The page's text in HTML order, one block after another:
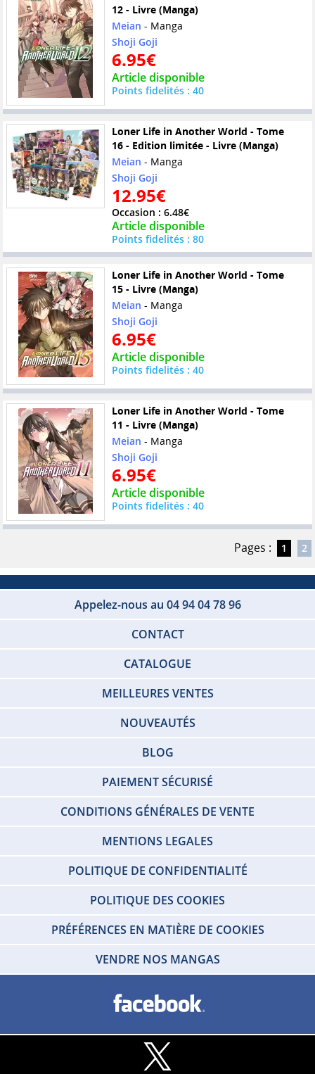
12 - Livre (Manga)
Meian - Manga
Shoji Goji
6.95€
Article disponible
Points fidelités : 40
Loner Life in Another World - Tome
16 - Edition limitée - Livre (Manga)
Meian - Manga
Shoji Goji
12.95€
Occasion : 6.48€
Article disponible
Points fidelités : 80
Loner Life in Another World - Tome
15 - Livre (Manga)
Meian - Manga
Shoji Goji
6.95€
Article disponible
Points fidelités : 40
Loner Life in Another World - Tome
11 - Livre (Manga)
Meian - Manga
Shoji Goji
6.95€
Article disponible
Points fidelités : 40
Pages : 1 2
Appelez-nous au 04 94 04 78 96
CONTACT
CATALOGUE
MEILLEURES VENTES
NOUVEAUTÉS
BLOG
PAIEMENT SÉCURISÉ
CONDITIONS GÉNÉRALES DE VENTE
MENTIONS LEGALES
POLITIQUE DE CONFIDENTIALITÉ
POLITIQUE DES COOKIES
PRÉFÉRENCES EN MATIÈRE DE COOKIES
VENDRE NOS MANGAS